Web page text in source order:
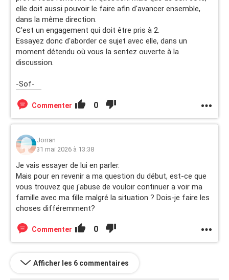
elle doit aussi pouvoir le faire afin d'avancer ensemble,
dans la même direction.
C'est un engagement qui doit être pris à 2.
Essayez donc d'aborder ce sujet avec elle, dans un
moment détendu où vous la sentez ouverte à la
discussion.
-Sof-
Commenter 0
Jorran
31 mai 2026 à 13:38
Je vais essayer de lui en parler.
Mais pour en revenir a ma question du début, est-ce que
vous trouvez que j'abuse de vouloir continuer a voir ma
famille avec ma fille malgré la situation ? Dois-je faire les
choses différemment?
Commenter 0
Afficher les 6 commentaires